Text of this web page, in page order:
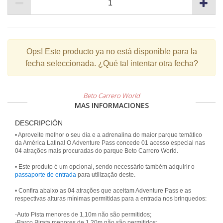
Ops! Este producto ya no está disponible para la
fecha seleccionada. ¿Qué tal intentar otra fecha?
Beto Carrero World
MAS INFORMACIONES
DESCRIPCIÓN
• Aproveite melhor o seu dia e a adrenalina do maior parque temático
da América Latina! O Adventure Pass concede 01 acesso especial nas
04 atrações mais procuradas do parque Beto Carrero World.
• Este produto é um opcional, sendo necessário também adquirir o
passaporte de entrada para utilização deste.
• Confira abaixo as 04 atrações que aceitam Adventure Pass e as
respectivas alturas mínimas permitidas para a entrada nos brinquedos:
-Auto Pista menores de 1,10m não são permitidos;